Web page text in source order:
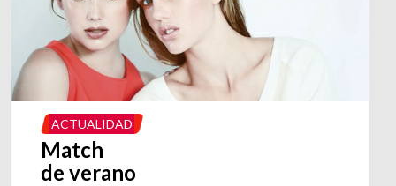
ACTUALIDAD
Match
de verano